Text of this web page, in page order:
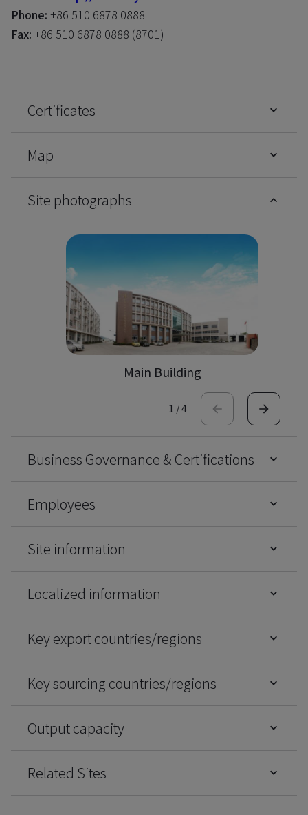
Phone: +86 510 6878 0888
Fax: +86 510 6878 0888 (8701)
Certificates
Map
Site photographs
Main Building
1 /4
Business Governance & Certifications
Employees
Site information
Localized information
Key export countries/regions
Key sourcing countries/regions
Output capacity
Related Sites